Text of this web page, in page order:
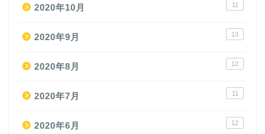
2020年10月 11
2020年9月 13
2020年8月 12
2020年7月 11
2020年6月 12